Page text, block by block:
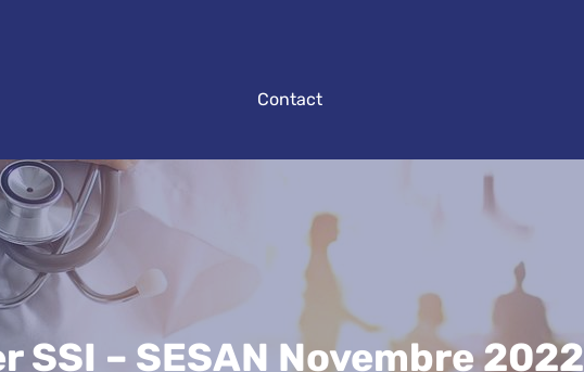
Contact
SSI – SESAN Novembre 2022